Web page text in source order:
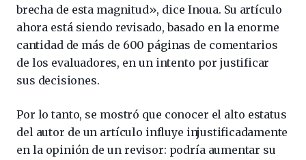
brecha de esta magnitud», dice Inoua. Su artículo
ahora está siendo revisado, basado en la enorme
cantidad de más de 600 páginas de comentarios
de los evaluadores, en un intento por justificar
sus decisiones.
Por lo tanto, se mostró que conocer el alto estatus
del autor de un artículo influye injustificadamente
en la opinión de un revisor: podría aumentar su